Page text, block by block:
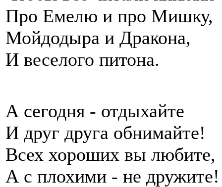
Про Емелю и про Мишку,
Мойдодыра и Дракона,
И веселого питона.
А сегодня - отдыхайте
И друг друга обнимайте!
Всех хороших вы любите,
А с плохими - не дружите!